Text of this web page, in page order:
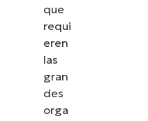
que
requi
eren
las
gran
des
orga